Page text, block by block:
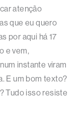
atenção
que eu quero
por aqui há 17
e vem,
instante viram
E um bom texto?
Tudo isso resiste